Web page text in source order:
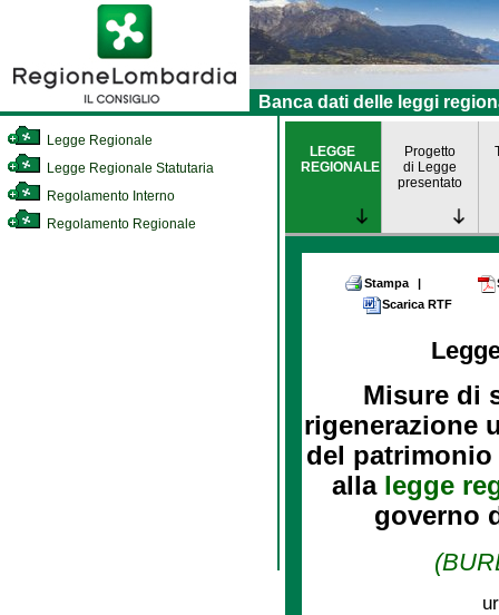
Banca dati delle leggi
Legge Regionale
Legge Regionale Statutaria
Regolamento Interno
Regolamento Regionale
LEGGE
REGIONALE
Progetto
di Legge
presentato
Stampa |
Scarica RTF
Misure di
rigenerazione
del
alla legge
governo